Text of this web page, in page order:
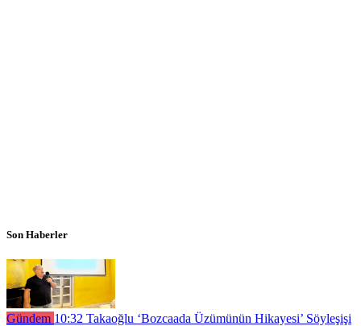
Son Haberler
Gündem 10:32 Takaoğlu ‘Bozcaada Üzümünün Hikayesi’ Söyleşişi